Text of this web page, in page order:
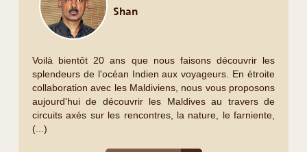
Shan
Voilà bientôt 20 ans que nous faisons découvrir les
splendeurs de l'océan Indien aux voyageurs. En étroite
collaboration avec les Maldiviens, nous vous proposons
aujourd'hui de découvrir les Maldives au travers de
circuits axés sur les rencontres, la nature, le farniente,
(...)